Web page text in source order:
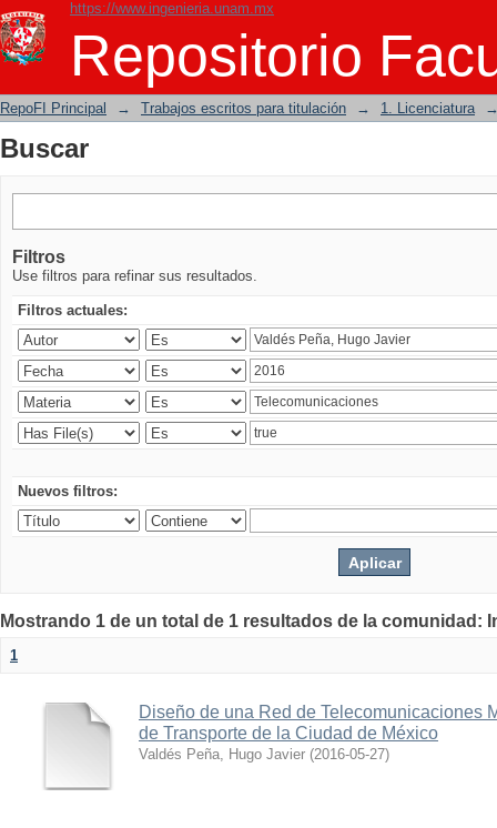
https://www.ingenieria.unam.mx
Repositorio
Buscar
RepoFI Principal → Trabajos escritos para titulación → 1. Licenciatura
Buscar
Filtros
Use filtros para refinar sus resultados.
Filtros actuales:
Nuevos filtros:
Mostrando 1 de un total de 1 resultados de la comunidad:
1
Diseño de una Red de Telecomunicaciones
de Transporte de la Ciudad de México
Valdés Peña, Hugo Javier (2016-05-27)